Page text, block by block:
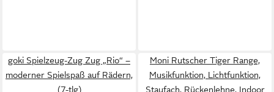
goki Spielzeug-Zug Zug „Rio“ –
moderner Spielspaß auf Rädern,
(7-tlg)
Moni Rutscher Tiger Range,
Musikfunktion, Lichtfunktion,
Staufach, Rückenlehne, Indoor